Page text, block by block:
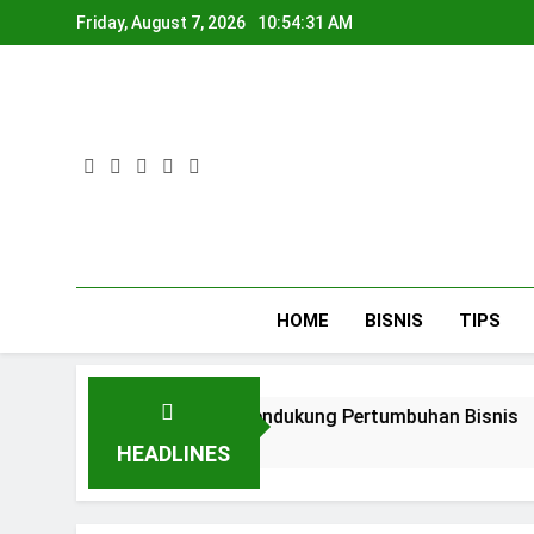
to
Friday, August 7, 2026 10:54:32 AM
HOME BISNIS TIPS
HEADLINES
untuk Mendukung Pertumbuhan Bisnis